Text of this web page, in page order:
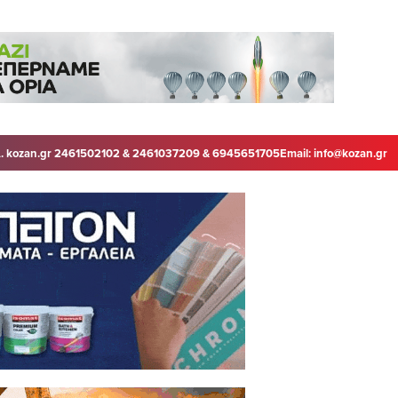
kozan.gr 2461502102 & 2461037209 & 6945651705Email:info@kozan.gr